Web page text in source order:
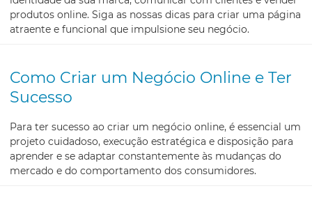
produtos online. Siga as nossas dicas para criar uma página
atraente e funcional que impulsione seu negócio.
Como Criar um Negócio Online e Ter
Sucesso
Para ter sucesso ao criar um negócio online, é essencial um
projeto cuidadoso, execução estratégica e disposição para
aprender e se adaptar constantemente às mudanças do
mercado e do comportamento dos consumidores.